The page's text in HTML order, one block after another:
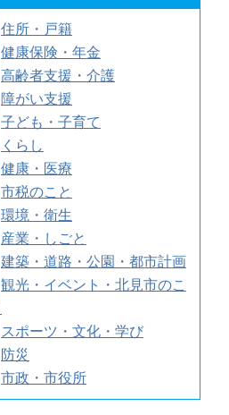
住所・戸籍
健康保険・年金
高齢者支援・介護
障がい支援
子ども・子育て
くらし
健康・医療
市税のこと
環境・衛生
産業・しごと
建築・道路・公園・都市計画
観光・イベント・北見市のこ
スポーツ・文化・学び
防災
市政・市役所